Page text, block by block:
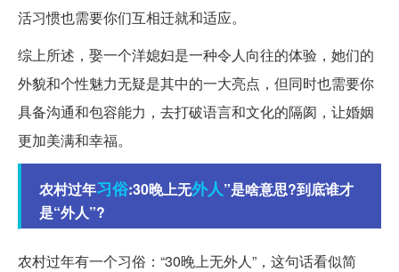
活习惯也需要你们互相迁就和适应。
综上所述，娶一个洋媳妇是一种令人向往的体验，她们的
外貌和个性魅力无疑是其中的一大亮点，但同时也需要你
具备沟通和包容能力，去打破语言和文化的隔阂，让婚姻
更加美满和幸福。
农村过年习俗:30晚上无外人”是啥意思?到底谁才
是“外人”?
农村过年有一个习俗：“30晚上无外人”，这句话看似简